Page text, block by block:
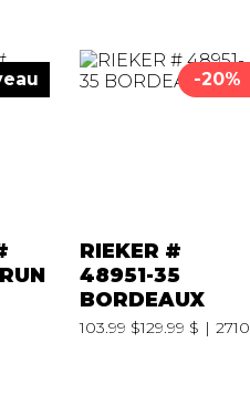
-20%
RIEKER #
48951-35
BORDEAUX
103.99 $129.99 $ 2710